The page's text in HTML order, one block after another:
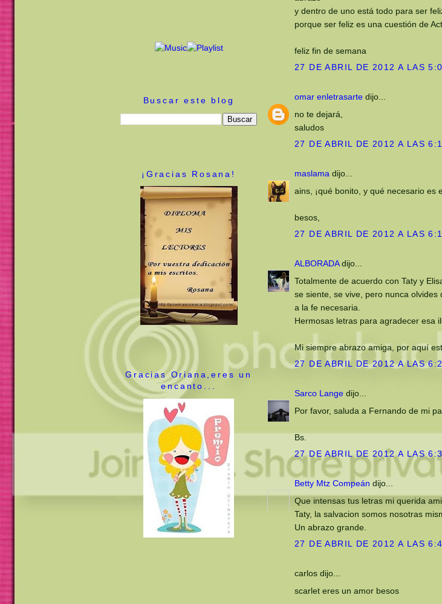
Buscar este blog
¡Gracias Rosana!
Gracias Oriana,eres un
encanto...
y dentro de uno está todo para ser
porque ser feliz es una cuestión de
feliz fin de semana
27 DE ABRIL DE 2012 A LAS
omar enletrasarte dijo...
no te dejará,
saludos
27 DE ABRIL DE 2012 A LAS
maslama dijo...
ains, ¡qué bonito, y qué necesario es
besos,
27 DE ABRIL DE 2012 A LAS
ALBORADAdijo...
Totalmente de acuerdo con Taty y
se siente, se vive, pero nunca
a la fe necesaria.
Hermosas letras para agradecer esa
Mi siempre abrazo amiga, por aquí
27 DE ABRIL DE 2012 A LAS
Sarco Lange dijo...
Por favor, saluda a Fernando de mi
Bs.
27 DE ABRIL DE 2012 A LAS
Betty Mtz Compeán dijo...
Que intensas tus letras mi querida
Taty, la salvacion somos nosotras
Un abrazo grande.
27 DE ABRIL DE 2012 A LAS
carlos dijo...
scarlet eres un amor besos